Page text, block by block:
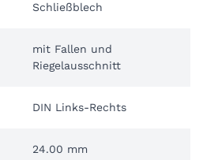
Schließblech
mit Fallen und
Riegelausschnitt
DIN Links-Rechts
24.00 mm